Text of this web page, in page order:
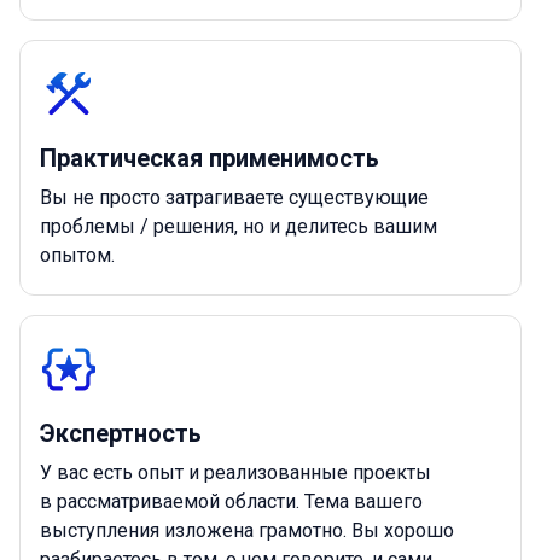
Практическая применимость
Вы не просто затрагиваете существующие
проблемы / решения, но и делитесь вашим
опытом.
Экспертность
У вас есть опыт и реализованные проекты
в рассматриваемой области. Тема вашего
выступления изложена грамотно. Вы хорошо